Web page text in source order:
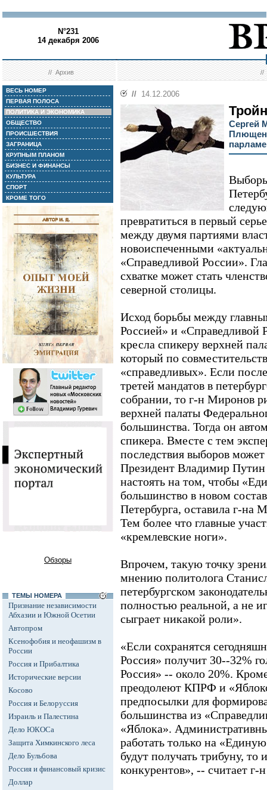
N°231
14 декабря 2006
//Архив //
ВЕСЬ НОМЕР
ПЕРВАЯ ПОЛОСА
ПОЛИТИКА И ЭКОНОМИКА
ОБЩЕСТВО
ПРОИСШЕСТВИЯ
ЗАГРАНИЦА
КРУПНЫМ ПЛАНОМ
БИЗНЕС И ФИНАНСЫ
КУЛЬТУРА
СПОРТ
КРОМЕ ТОГО
Обзоры
ТЕМЫ НОМЕРА
Признание независимости
Абхазии и Южной Осетии
Автопром
Ксенофобия и неофашизм в
России
Россия и Прибалтика
Исторические версии
Косово
Россия и Белоруссия
Израиль и Палестина
Дело ЮКОСа
Защита Химкинского леса
Дело Бульбова
Россия и финансовый кризис
Доллар
// 14.12.2006
Сергей
превратиться в первый
между двумя партиями
новоиспеченными
«Справедливой России».
схватке может стать
северной столицы.
Исход борьбы между
Россией» и «Справедливой
кресла спикеру верхней
который по
«справедливых». Если
третей мандатов в
собрании, то г-н Миронов
верхней палаты
большинства. Тогда он
спикера. Вместе с тем
последствия выборов
Президент Владимир
настоять на том, чтобы
большинство в новом
Петербурга, оставила г-на
Тем более что главные
«кремлевские ноги».
Впрочем, такую точку
мнению политолога
петербургском
полностью реальной, а не
сыграет никакой роли».
«Если сохранятся
Россия» получит 30--32%
Россия» -- около 20%.
преодолеют КПРФ и
предпосылки для
большинства из
«Яблока».
работать только на
будут получать трибуну,
конкурентов», -- считает г-